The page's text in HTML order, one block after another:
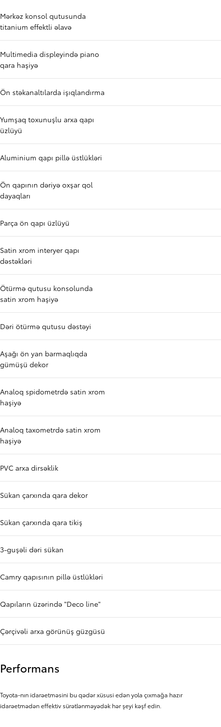
Mərkəz konsol qutusunda
titanium effektli əlavə
Multimedia displeyində piano
qara haşiyə
Ön stəkanaltılarda işıqlandırma
Yumşaq toxunuşlu arxa qapı
üzlüyü
Aluminium qapı pillə üstlükləri
Ön qapının dəriyə oxşar qol
dayaqları
Parça ön qapı üzlüyü
Satin xrom interyer qapı
dəstəkləri
Ötürmə qutusu konsolunda
satin xrom haşiyə
Dəri ötürmə qutusu dəstəyi
Aşağı ön yan barmaqlıqda
gümüşü dekor
Analoq spidometrdə satin xrom
haşiyə
Analoq taxometrdə satin xrom
haşiyə
PVC arxa dirsəklik
Sükan çarxında qara dekor
Sükan çarxında qara tikiş
3-guşəli dəri sükan
Camry qapısının pillə üstlükləri
Qapıların üzərində "Deco line"
Çərçivəli arxa görünüş güzgüsü
Performans
Toyota-nın idarəetməsini bu qədər xüsusi edən yola çıxmağa hazır
idarəetmədən effektiv sürətlənməyədək hər şeyi kəşf edin.